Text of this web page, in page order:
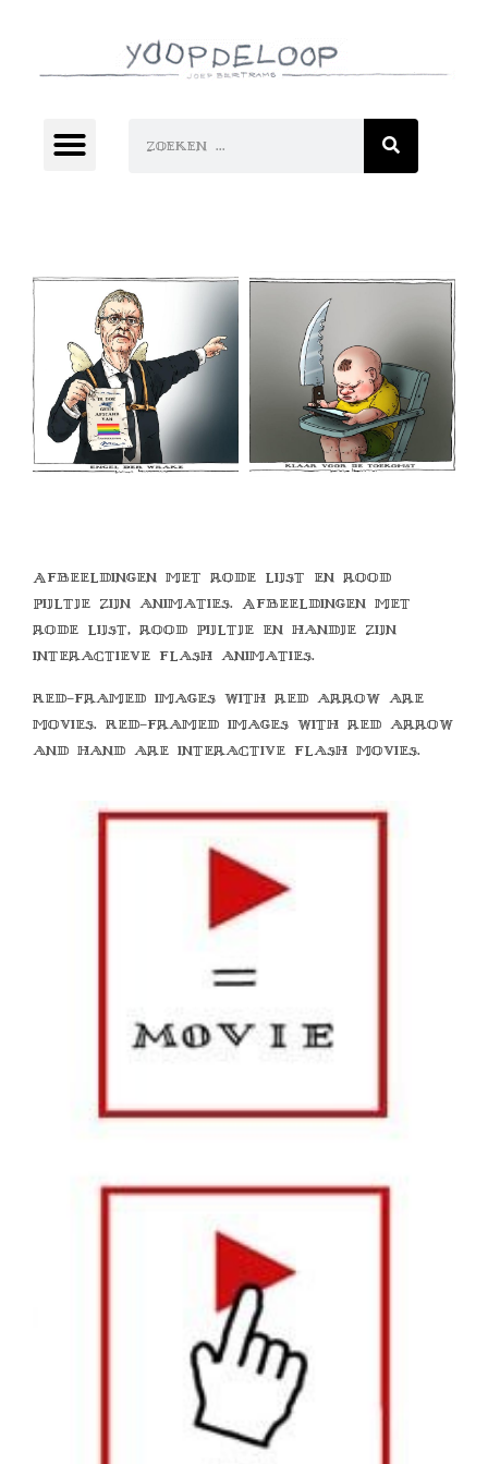
Afbeeldingen met rode lijst en rood
pijltje zijn animaties. Afbeeldingen met
rode lijst, rood pijltje en handje zijn
interactieve flash animaties.
Red-framed images with red arrow are
movies. Red-framed images with red arrow
and hand are interactive flash movies.